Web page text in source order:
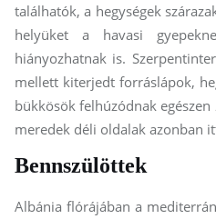
találhatók, a hegységek
helyüket a havasi
hiányozhatnak is.
mellett kiterjedt forráslápok,
bükkösök felhúzódnak
meredek déli oldalak azonban
Bennszülöttek
Albánia flórájában a